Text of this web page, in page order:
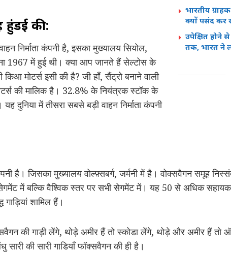
भारतीय
क्यों पसंद कर
उपेक्षित होने
तक, भारत ने
की:
निर्माता कंपनी है, इसका मुख्यालय सियोल,
1967 में हुई थी। क्या आप जानते हैं सेल्टोस के
किआ मोटर्स इसी की है? जी हाँ, सैंट्रो बनाने वाली
की मालिक है। 32.8% के नियंत्रक स्टॉक के
दुनिया में तीसरा सबसे बड़ी वाहन निर्माता कंपनी
है। जिसका मुख्यालय वोल्फ़्सबर्ग, जर्मनी में है। वोक्सवैगन समूह
में बल्कि वैश्विक स्तर पर सभी सेगमेंट में। यह 50 से अधिक सहायक
गाड़ियां शामिल हैं।
की गाड़ी लेंगे, थोड़े अमीर हैं तो स्कोडा लेंगे, थोड़े और अमीर हैं तो
सारी की सारी गाडियाँ फॉक्सवैगन की ही है।